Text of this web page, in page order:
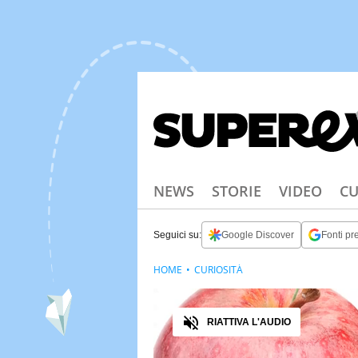
NEWS STORIE VIDEO
Seguici su: Google Discover Fonti
Audio
RIATTIVA L'AUDIO
HOME CURIOSITÀ